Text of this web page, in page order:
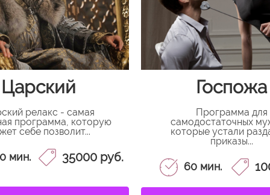
Царский
релакс - самая
программа, которую
себе позволит...
мин. 35000 руб.
Госпожа
Программа для
самодостаточных
которые устали
приказы...
60 мин.